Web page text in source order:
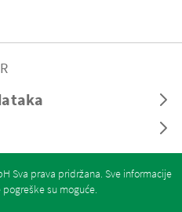
Sva prava pridržana. Sve informacije
su moguće.